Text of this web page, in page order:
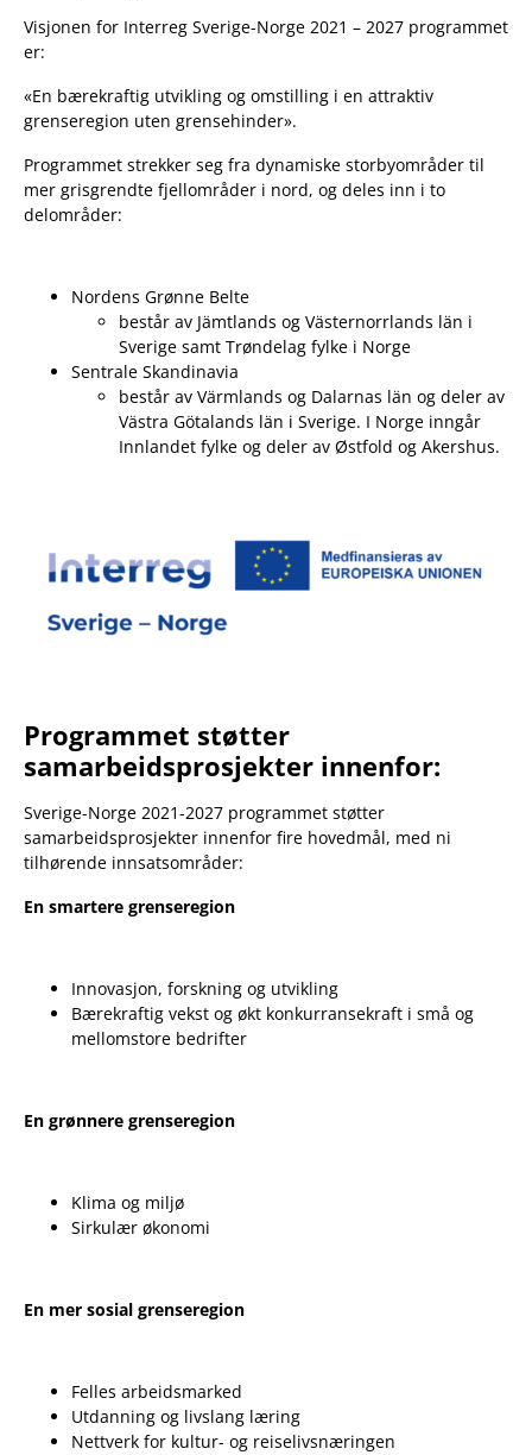
Visjonen for Interreg Sverige-Norge 2021 – 2027 programmet
er:
«En bærekraftig utvikling og omstilling i en attraktiv
grenseregion uten grensehinder».
Programmet strekker seg fra dynamiske storbyområder til
mer grisgrendte fjellområder i nord, og deles inn i to
delområder:
Nordens Grønne Belte
består av Jämtlands og Västernorrlands län i
Sverige samt Trøndelag fylke i Norge
Sentrale Skandinavia
består av Värmlands og Dalarnas län og deler av
Västra Götalands län i Sverige. I Norge inngår
Innlandet fylke og deler av Østfold og Akershus.
Programmet støtter
samarbeidsprosjekter innenfor:
Sverige-Norge 2021-2027 programmet støtter
samarbeidsprosjekter innenfor fire hovedmål, med ni
tilhørende innsatsområder:
En smartere grenseregion
Innovasjon, forskning og utvikling
Bærekraftig vekst og økt konkurransekraft i små og
mellomstore bedrifter
En grønnere grenseregion
Klima og miljø
Sirkulær økonomi
En mer sosial grenseregion
Felles arbeidsmarked
Utdanning og livslang læring
Nettverk for kultur- og reiselivsnæringen